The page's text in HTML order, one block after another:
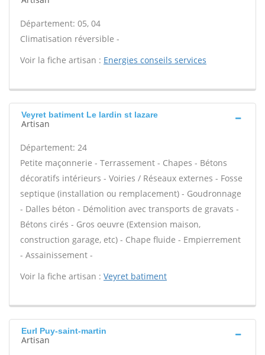
Département: 05, 04
Climatisation réversible -
Voir la fiche artisan : Energies conseils services
Veyret batiment Le lardin st lazare
Artisan
Département: 24
Petite maçonnerie - Terrassement - Chapes - Bétons
décoratifs intérieurs - Voiries / Réseaux externes - Fosse
septique (installation ou remplacement) - Goudronnage
- Dalles béton - Démolition avec transports de gravats -
Bétons cirés - Gros oeuvre (Extension maison,
construction garage, etc) - Chape fluide - Empierrement
- Assainissement -
Voir la fiche artisan : Veyret batiment
Eurl Puy-saint-martin
Artisan